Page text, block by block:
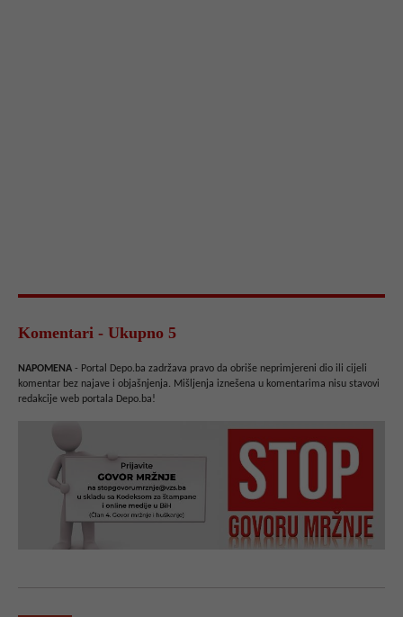
Komentari - Ukupno 5
NAPOMENA - Portal Depo.ba zadržava pravo da obriše neprimjereni dio ili cijeli
komentar bez najave i objašnjenja. Mišljenja iznešena u komentarima nisu stavovi
redakcije web portala Depo.ba!